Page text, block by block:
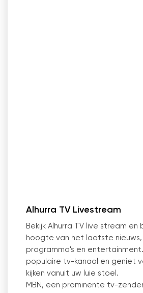
Alhurra TV Livestream
Bekijk Alhurra TV live stream en
hoogte van het laatste
programma's en
populaire tv-kanaal en geniet
kijken vanuit uw luie stoel.
MBN, een prominente tv-